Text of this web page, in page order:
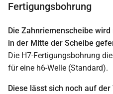
Fertigungsbohrung
Die Zahnriemenscheibe
in der Mitte der Scheibe
Die H7-Fertigungsbohrung
für eine h6-Welle (Standard).
Diese lässt sich noch auf